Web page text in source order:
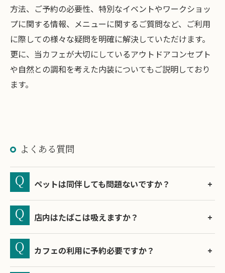
方法、ご予約の必要性、特別なイベントやワークショッ
プに関する情報、メニューに関するご質問など、ご利用
に際しての様々な疑問を明確に解決していただけます。
更に、当カフェが大切にしているアウトドアコンセプト
や自然との調和を考えた内装についてもご説明しており
ます。
よくある質問
ペットは同伴しても問題ないですか？
店内はたばこは吸えますか？
カフェの利用に予約必要ですか？